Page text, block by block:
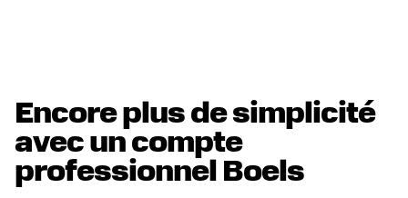
Encore plus de simplicité
avec un compte
professionnel Boels